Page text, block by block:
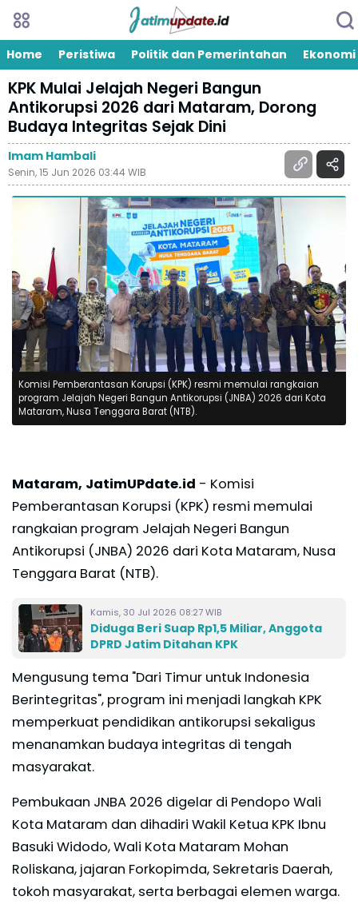
Home Peristiwa Politik dan Pemerintahan Ekonomi
KPK Mulai Jelajah Negeri Bangun
Antikorupsi 2026 dari Mataram, Dorong
Budaya Integritas Sejak Dini
Imam Hambali
Senin, 15 Jun 2026 03:44 WIB
Komisi Pemberantasan Korupsi (KPK) resmi memulai rangkaian
program Jelajah Negeri Bangun Antikorupsi (JNBA) 2026 dari Kota
Mataram, Nusa Tenggara Barat (NTB).
Mataram, JatimUPdate.id - Komisi
Pemberantasan Korupsi (KPK) resmi memulai
rangkaian program Jelajah Negeri Bangun
Antikorupsi (JNBA) 2026 dari Kota Mataram, Nusa
Tenggara Barat (NTB).
Kamis, 30 Jul 2026 08:27 WIB
Diduga Beri Suap Rp1,5 Miliar, Anggota
DPRD Jatim Ditahan KPK
Mengusung tema "Dari Timur untuk Indonesia
Berintegritas", program ini menjadi langkah KPK
memperkuat pendidikan antikorupsi sekaligus
menanamkan budaya integritas di tengah
masyarakat.
Pembukaan JNBA 2026 digelar di Pendopo Wali
Kota Mataram dan dihadiri Wakil Ketua KPK Ibnu
Basuki Widodo, Wali Kota Mataram Mohan
Roliskana, jajaran Forkopimda, Sekretaris Daerah,
tokoh masyarakat, serta berbagai elemen warga.